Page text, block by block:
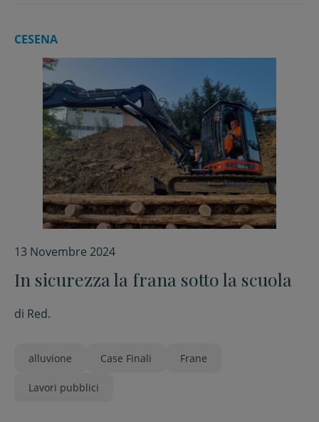
CESENA
13 Novembre 2024
In sicurezza la frana sotto la scuola
di Red.
alluvione Case Finali Frane
Lavori pubblici